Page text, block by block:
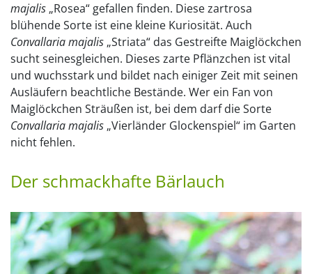
majalis „Rosea“ gefallen finden. Diese zartrosa
blühende Sorte ist eine kleine Kuriosität. Auch
Convallaria majalis „Striata“ das Gestreifte Maiglöckchen
sucht seinesgleichen. Dieses zarte Pflänzchen ist vital
und wuchsstark und bildet nach einiger Zeit mit seinen
Ausläufern beachtliche Bestände. Wer ein Fan von
Maiglöckchen Sträußen ist, bei dem darf die Sorte
Convallaria majalis „Vierländer Glockenspiel“ im Garten
nicht fehlen.
Der schmackhafte Bärlauch